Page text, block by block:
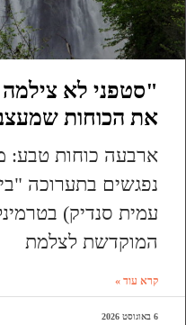
"סטפני לא צילמה
את הכוחות
ארבעה כוחות טבע:
נפגשים בתערוכה
עמית סנדיק)
המוקדשת לצלמת
קרא עוד »
6 באוגוסט 2026